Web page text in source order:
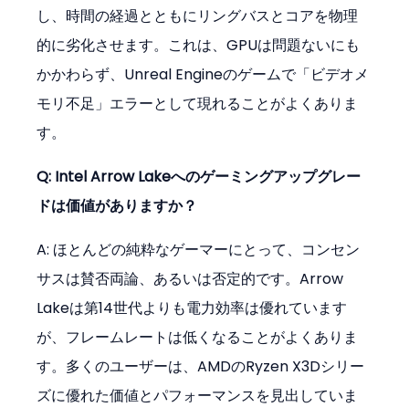
し、時間の経過とともにリングバスとコアを物理
的に劣化させます。これは、GPUは問題ないにも
かかわらず、Unreal Engineのゲームで「ビデオメ
モリ不足」エラーとして現れることがよくありま
す。
Q: Intel Arrow Lakeへのゲーミングアップグレー
ドは価値がありますか？
A: ほとんどの純粋なゲーマーにとって、コンセン
サスは賛否両論、あるいは否定的です。Arrow
Lakeは第14世代よりも電力効率は優れています
が、フレームレートは低くなることがよくありま
す。多くのユーザーは、AMDのRyzen X3Dシリー
ズに優れた価値とパフォーマンスを見出していま